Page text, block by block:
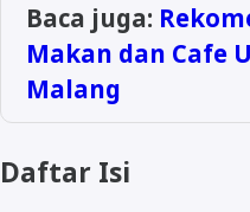
Baca juga:
Makan dan Cafe
Malang
Daftar Isi